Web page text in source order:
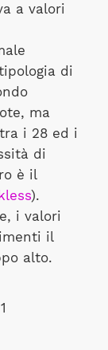
a valori
di
ma
i 28 ed i
di
è il
).
i valori
il
alto.